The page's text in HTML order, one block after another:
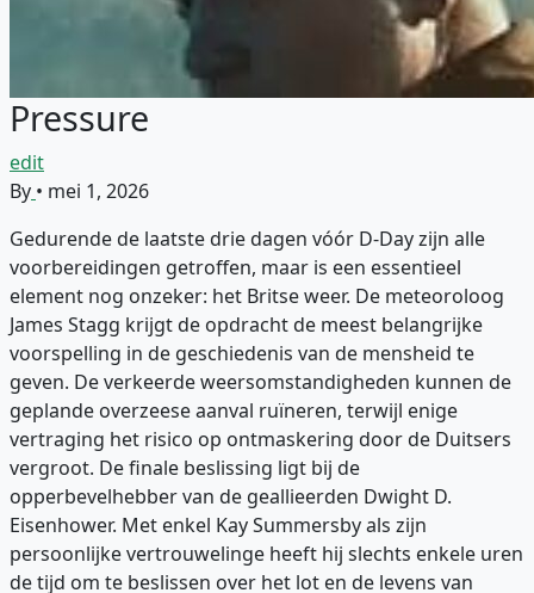
Pressure
edit
By • mei 1, 2026
Gedurende de laatste drie dagen vóór D-Day zijn alle
voorbereidingen getroffen, maar is een essentieel
element nog onzeker: het Britse weer. De meteoroloog
James Stagg krijgt de opdracht de meest belangrijke
voorspelling in de geschiedenis van de mensheid te
geven. De verkeerde weersomstandigheden kunnen de
geplande overzeese aanval ruïneren, terwijl enige
vertraging het risico op ontmaskering door de Duitsers
vergroot. De finale beslissing ligt bij de
opperbevelhebber van de geallieerden Dwight D.
Eisenhower. Met enkel Kay Summersby als zijn
persoonlijke vertrouwelinge heeft hij slechts enkele uren
de tijd om te beslissen over het lot en de levens van